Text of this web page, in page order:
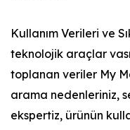
Kullanım Verileri ve
teknolojik araçlar
toplanan veriler My
arama nedenleriniz,
ekspertiz, ürünün